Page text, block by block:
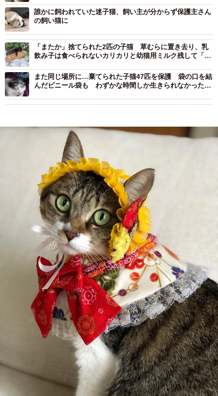
誰かに飼われていた迷子猫、飼い主が分からず保護主さん
の飼い猫に
「またか」捨てられた2匹の子猫 草むらに置き去り、乳
飲み子は食べられないカリカリと幼猫用ミルク残して「不
また同じ場所に…棄てられた子猫47匹を保護 袋の口を結
んだビニール袋も わずかな時間しか生きられなかったあ